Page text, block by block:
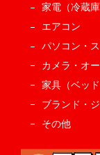
家電（冷蔵
エアコン
パソコン・
カメラ・オ
家具（ベッド
ブランド・
その他